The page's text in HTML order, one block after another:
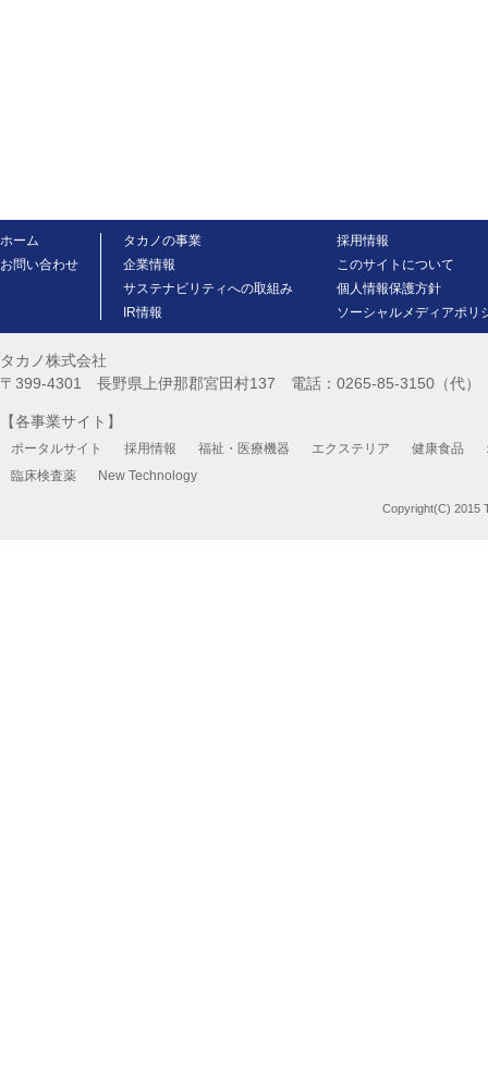
ホーム
お問い合わせ
タカノの事業
企業情報
サステナビリティへの取組み
IR情報
採用情報
このサイトについて
個人情報保護方針
ソーシャルメディアポリ
タカノ株式会社
〒399-4301 長野県上伊那郡宮田村137 電話：0265-85-3150（代
【各事業サイト】
ポータルサイト 採用情報 福祉・医療機器 エクステリア 健康食品
臨床検査薬
New Technology
Copyright(C) 2015